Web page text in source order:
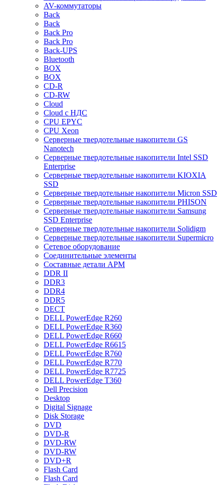
AV-коммутаторы
Back
Back
Back Pro
Back Pro
Back-UPS
Bluetooth
BOX
BOX
CD-R
CD-RW
Cloud
Cloud с НДС
CPU EPYC
CPU Xeon
Cерверные твердотельные накопители GS
Nanotech
Cерверные твердотельные накопители Intel SSD
Enterprise
Cерверные твердотельные накопители KIOXIA
SSD
Cерверные твердотельные накопители Micron SSD
Cерверные твердотельные накопители PHISON
Cерверные твердотельные накопители Samsung
SSD Enterprise
Cерверные твердотельные накопители Solidigm
Cерверные твердотельные накопители Supermicro
Cетевое оборудование
Cоединительные элементы
Cоставные детали АРМ
DDR II
DDR3
DDR4
DDR5
DECT
DELL PowerEdge R260
DELL PowerEdge R360
DELL PowerEdge R660
DELL PowerEdge R6615
DELL PowerEdge R760
DELL PowerEdge R770
DELL PowerEdge R7725
DELL PowerEdge T360
Dell Precision
Desktop
Digital Signage
Disk Storage
DVD
DVD-R
DVD-RW
DVD-RW
DVD+R
Flash Card
Flash Card